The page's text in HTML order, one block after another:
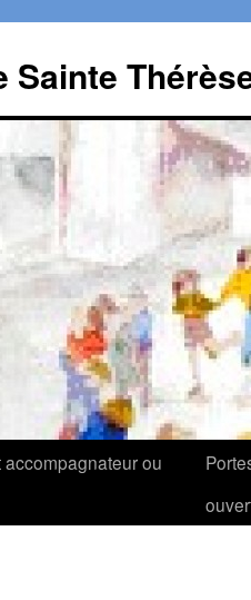
Sainte
ou